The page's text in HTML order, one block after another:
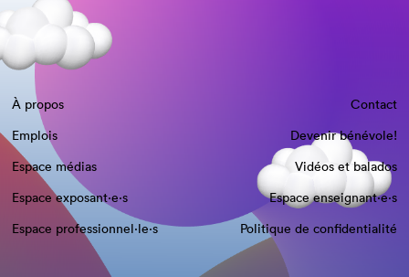
À propos
Contact
Emplois
Devenir bénévole!
Espace médias
Vidéos et balados
Espace exposant·e⋅s
Espace enseignant·e⋅s
Espace professionnel·le⋅s
Politique de confidentialité